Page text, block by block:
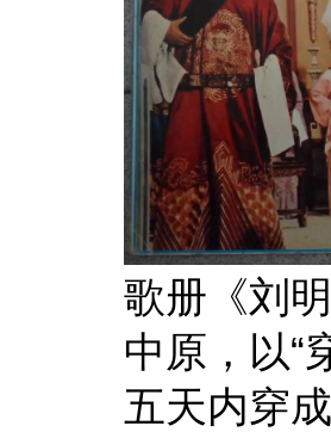
歌册《刘
中原，以“
五天内穿